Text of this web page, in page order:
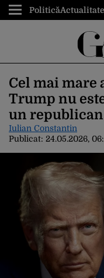
PoliticăActualitate
Cel mai
Trump nu
un republican
Iulian Constantin
Publicat: 24.05.2026,